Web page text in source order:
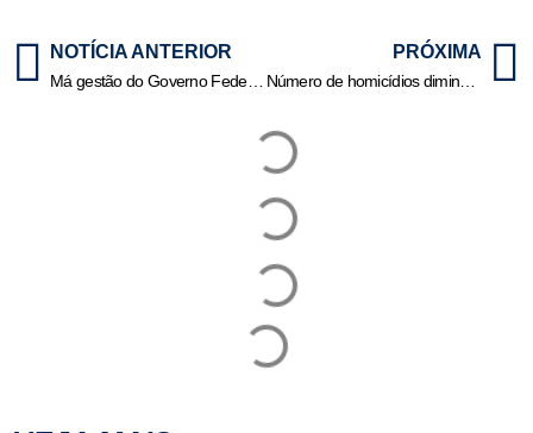
NOTÍCIA ANTERIOR
Má gestão do Governo Federal | HiperNotícias
PRÓXIMA
Número de homicídios diminuiu 6,3% no ano passado